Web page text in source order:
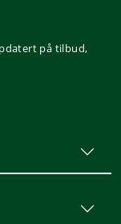
på tilbud,